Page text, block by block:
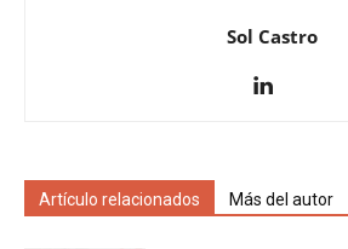
Sol Castro
Artículo relacionados Más del autor